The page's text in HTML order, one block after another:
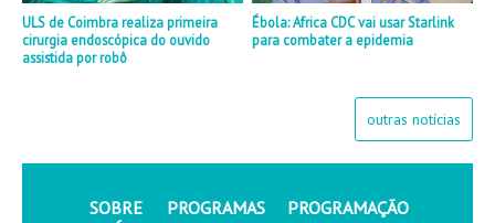
ULS de Coimbra realiza primeira
cirurgia endoscópica do ouvido
assistida por robô
Ébola: Africa CDC vai usar Starlink
para combater a epidemia
outras notícias
SOBRE
PROGRAMAS PROGRAMAÇÃO